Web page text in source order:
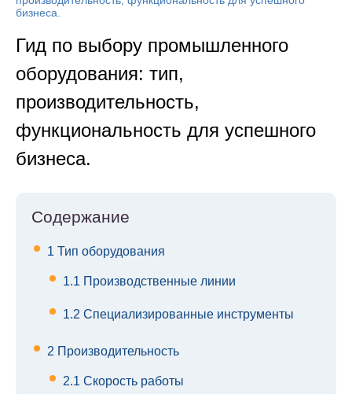
бизнеса.
Гид по выбору промышленного
оборудования: тип,
производительность,
функциональность для успешного
бизнеса.
Содержание
1 Тип оборудования
1.1 Производственные линии
1.2 Специализированные инструменты
2 Производительность
2.1 Скорость работы